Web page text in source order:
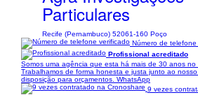
Particulares
Recife (Pernambuco) 52061-160 Poço
Número de telefone
Profissional acreditado
Somos uma agência que esta há mais de 30 anos no
Trabalhamos de forma honesta e justa junto ao
disposição para orçamentos. WhatsApp
9 vezes